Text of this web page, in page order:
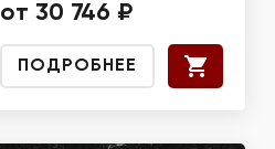
от 30 746 ₽
ПОДРОБНЕЕ